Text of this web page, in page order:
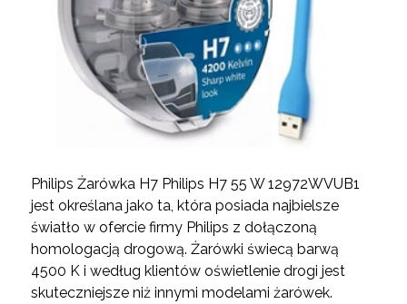
Philips Żarówka H7 Philips H7 55 W 12972WVUB1
jest określana jako ta, która posiada najbielsze
światło w ofercie firmy Philips z dołączoną
homologacją drogową. Żarówki świecą barwą
4500 K i według klientów oświetlenie drogi jest
skuteczniejsze niż innymi modelami żarówek.